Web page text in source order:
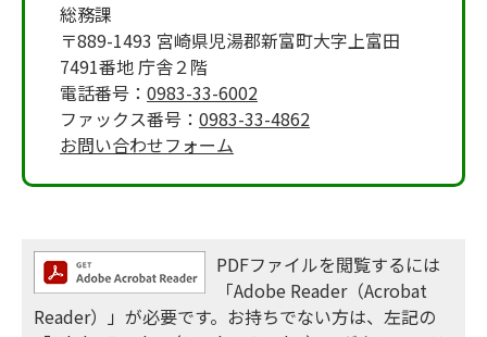
総務課
〒889-1493 宮崎県児湯郡新富町大字上富田
7491番地 庁舎２階
電話番号： 0983-33-6002
ファックス番号： 0983-33-4862
お問い合わせフォーム
PDFファイルを閲覧するには
「Adobe Reader（Acrobat
Reader）」が必要です。お持ちでない方は、左記の